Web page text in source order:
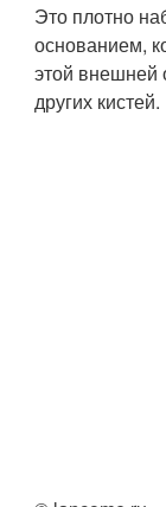
Это плотно
основанием,
этой внешней
других кистей.